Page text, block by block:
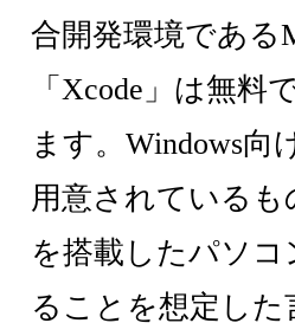
合開発環境である
「Xcode」は無料
ます。Windows向
用意されているも
を搭載したパソ
ることを想定した